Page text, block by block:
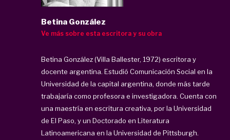
Betina González
Ve más sobre esta escritora y su obra
Betina González (Villa Ballester, 1972) escritora y
docente argentina. Estudió Comunicación Social en la
Universidad de la capital argentina, donde más tarde
trabajaría como profesora e investigadora. Cuenta con
una maestría en escritura creativa, por la Universidad
de El Paso, y un Doctorado en Literatura
Latinoamericana en la Universidad de Pittsburgh.